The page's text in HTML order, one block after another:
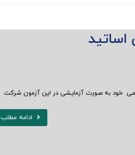
خود به صورت آزمایشی در این آزمون شرکت
ادامه مطلب